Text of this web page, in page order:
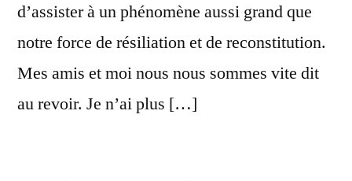
d’assister à un phénomène aussi grand que
notre force de résiliation et de reconstitution.
Mes amis et moi nous nous sommes vite dit
au revoir. Je n’ai plus […]